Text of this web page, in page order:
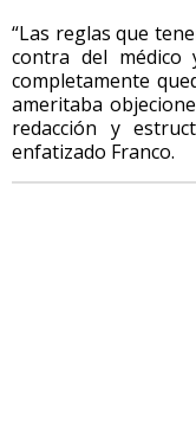
“Las reglas que
contra del médico
completamente
ameritaba
redacción y
enfatizado Franco.